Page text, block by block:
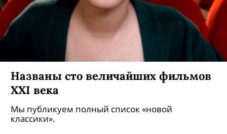
Названы сто величайших фильмов
XXI века
Мы публикуем полный список «новой
классики».